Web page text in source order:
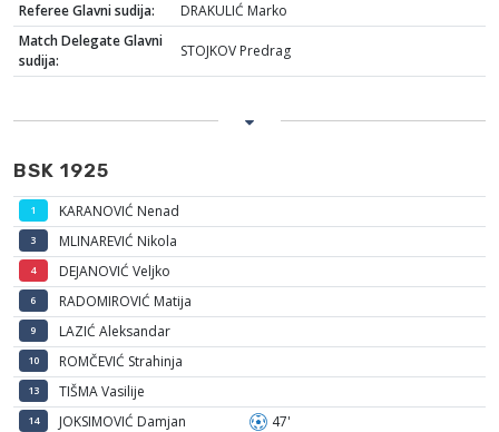
Referee Glavni sudija:
DRAKULIĆ Marko
Match Delegate Glavni
sudija:
STOJKOV Predrag
BSK 1925
1 KARANOVIĆ Nenad
3 MLINAREVIĆ Nikola
4 DEJANOVIĆ Veljko
6 RADOMIROVIĆ Matija
9 LAZIĆ Aleksandar
10 ROMČEVIĆ Strahinja
13 TIŠMA Vasilije
14 JOKSIMOVIĆ Damjan 47'